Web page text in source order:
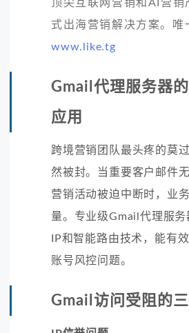
顶尖互联网营销和AI营
式出海营销解决方案。唯
www.like.tg
Gmail代理服务器
应用
跨境营销团队最头疼的莫
然被封。当重要客户邮件
营销活动被迫中断时，业
量。专业级Gmail代理服
IP和智能路由技术，能有
账号风控问题。
Gmail访问受阻的